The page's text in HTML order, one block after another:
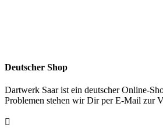
Deutscher Shop
Dartwerk Saar ist ein deutscher Online-
Problemen stehen wir Dir per E-Mail zur
